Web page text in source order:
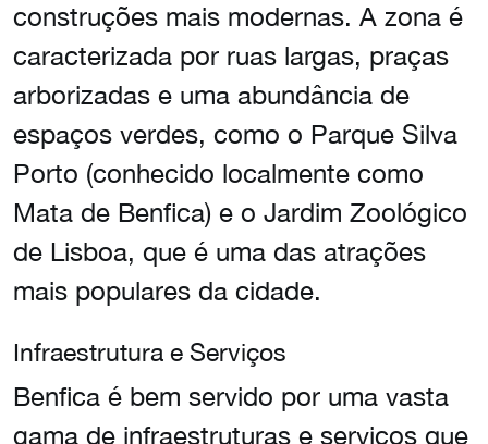
construções mais modernas. A zona é
caracterizada por ruas largas, praças
arborizadas e uma abundância de
espaços verdes, como o Parque Silva
Porto (conhecido localmente como
Mata de Benfica) e o Jardim Zoológico
de Lisboa, que é uma das atrações
mais populares da cidade.
Infraestrutura e Serviços
Benfica é bem servido por uma vasta
gama de infraestruturas e serviços que